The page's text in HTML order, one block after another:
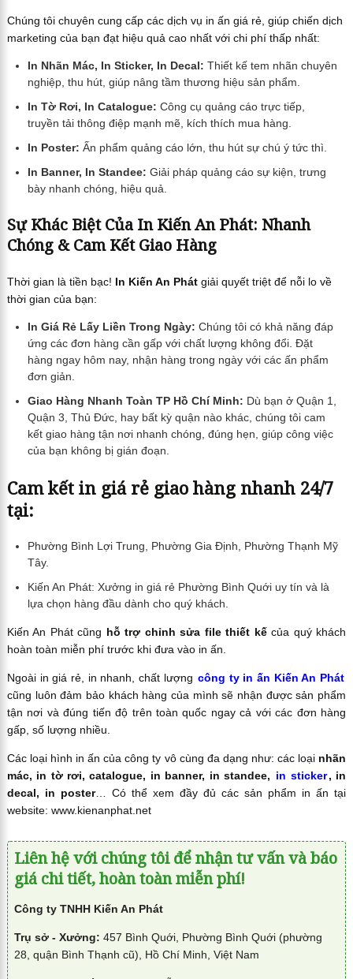
Chúng tôi chuyên cung cấp các dịch vụ in ấn giá rẻ, giúp chiến dịch
marketing của bạn đạt hiệu quả cao nhất với chi phí thấp nhất:
In Nhãn Mác, In Sticker, In Decal: Thiết kế tem nhãn chuyên
nghiệp, thu hút, giúp nâng tầm thương hiệu sản phẩm.
In Tờ Rơi, In Catalogue: Công cụ quảng cáo trực tiếp,
truyền tải thông điệp mạnh mẽ, kích thích mua hàng.
In Poster: Ấn phẩm quảng cáo lớn, thu hút sự chú ý tức thì.
In Banner, In Standee: Giải pháp quảng cáo sự kiện, trưng
bày nhanh chóng, hiệu quả.
Sự Khác Biệt Của In Kiến An Phát: Nhanh
Chóng & Cam Kết Giao Hàng
Thời gian là tiền bạc! In Kiến An Phátgiải quyết triệt để nỗi lo về
thời gian của bạn:
In Giá Rẻ Lấy Liền Trong Ngày: Chúng tôi có khả năng đáp
ứng các đơn hàng cần gấp với chất lượng không đổi. Đặt
hàng ngay hôm nay, nhận hàng trong ngày với các ấn phẩm
đơn giản.
Giao Hàng Nhanh Toàn TP Hồ Chí Minh: Dù bạn ở Quận 1,
Quận 3, Thủ Đức, hay bất kỳ quận nào khác, chúng tôi cam
kết giao hàng tận nơi nhanh chóng, đúng hẹn, giúp công việc
của bạn không bị gián đoạn.
Cam kết in giá rẻ giao hàng nhanh 24/7
tại:
Phường Bình Lợi Trung, Phường Gia Định, Phường Thạnh Mỹ
Tây.
Kiến An Phát: Xưởng in giá rẻ Phường Bình Quới uy tín và là
lựa chọn hàng đầu dành cho quý khách.
Kiến An Phát cũng hỗ trợ chỉnh sửa file thiết kếcủa quý khách
hoàn toàn miễn phí trước khi đưa vào in ấn.
Ngoài in giá rẻ, in nhanh, chất lượng công ty in ấn Kiến An Phát
cũng luôn đảm bảo khách hàng của mình sẽ nhận được sản phẩm
tận nơi và đúng tiến độ trên toàn quốc ngay cả với các đơn hàng
gấp, số lượng nhiều.
Các loại hình in ấn của công ty vô cùng đa dạng như: các loại nhãn
mác, in tờ rơi, catalogue, in banner, in standee, in sticker , in
decal, in poster… Có thể xem đầy đủ các sản phẩm in ấn tại
website: www.kienanphat.net
Liên hệ với chúng tôi để nhận tư vấn và báo
giá chi tiết, hoàn toàn miễn phí!
Công ty TNHH Kiến An Phát
Trụ sở - Xưởng: 457 Bình Quới, Phường Bình Quới (phường
28, quận Bình Thạnh cũ), Hồ Chí Minh, Việt Nam